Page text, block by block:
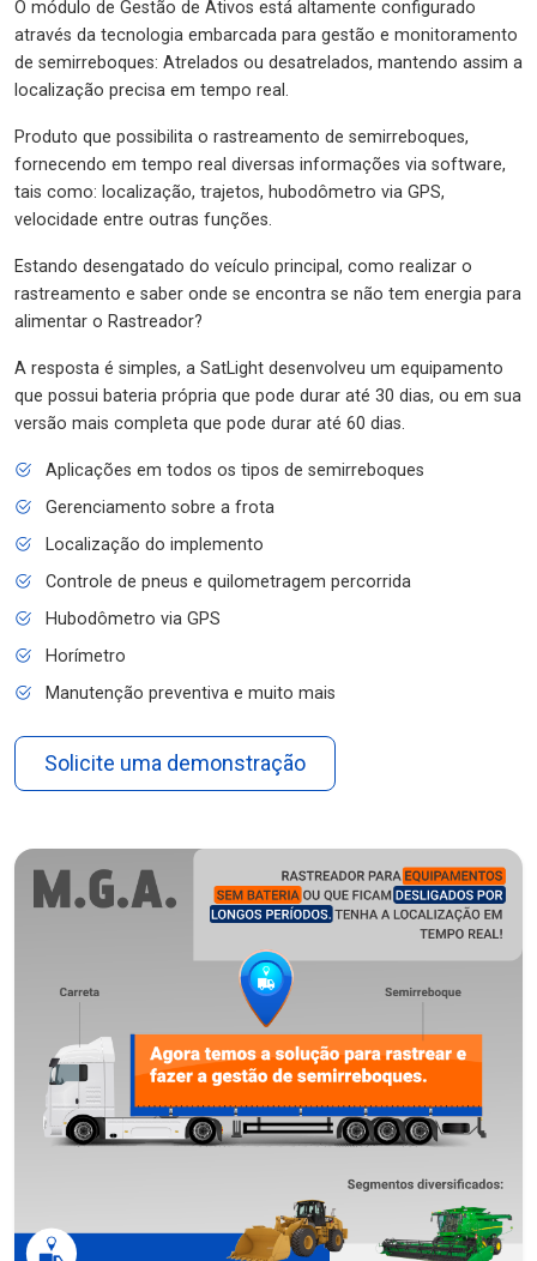
O módulo de Gestão de Ativos está altamente configurado
através da tecnologia embarcada para gestão e monitoramento
de semirreboques: Atrelados ou desatrelados, mantendo assim a
localização precisa em tempo real.
Produto que possibilita o rastreamento de semirreboques,
fornecendo em tempo real diversas informações via software,
tais como: localização, trajetos, hubodômetro via GPS,
velocidade entre outras funções.
Estando desengatado do veículo principal, como realizar o
rastreamento e saber onde se encontra se não tem energia para
alimentar o Rastreador?
A resposta é simples, a SatLight desenvolveu um equipamento
que possui bateria própria que pode durar até 30 dias, ou em sua
versão mais completa que pode durar até 60 dias.
Aplicações em todos os tipos de semirreboques
Gerenciamento sobre a frota
Localização do implemento
Controle de pneus e quilometragem percorrida
Hubodômetro via GPS
Horímetro
Manutenção preventiva e muito mais
Solicite uma demonstração